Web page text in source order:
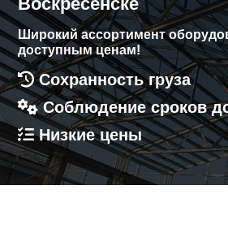
Широкий ассортимент
доступным ценам!
Сохранность груза
Соблюдение сроков
Низкие цены